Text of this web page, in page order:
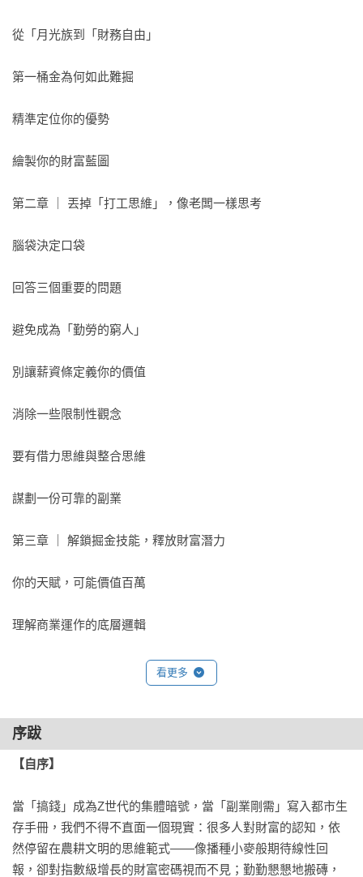
從「月光族到「財務自由」
第一桶金為何如此難掘
精準定位你的優勢
繪製你的財富藍圖
第二章 ｜ 丟掉「打工思維」，像老闆一樣思考
腦袋決定口袋
回答三個重要的問題
避免成為「勤勞的窮人」
別讓薪資條定義你的價值
消除一些限制性觀念
要有借力思維與整合思維
謀劃一份可靠的副業
第三章 ｜ 解鎖掘金技能，釋放財富潛力
你的天賦，可能價值百萬
理解商業運作的底層邏輯
十把打開財富之門的鑰匙
第四章 ｜ 錨定市場需求，設計「小快靈」的專案
看更多
序跋
【自序】
當「搞錢」成為Z世代的集體暗號，當「副業剛需」寫入都市生
存手冊，我們不得不直面一個現實：很多人對財富的認知，依
然停留在農耕文明的思維範式——像播種小麥般期待線性回
報，卻對指數級增長的財富密碼視而不見；勤勤懇懇地搬磚，